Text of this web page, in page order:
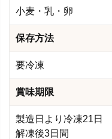
小麦・乳・卵
保存方法
要冷凍
賞味期限
製造日より冷凍21日
解凍後3日間